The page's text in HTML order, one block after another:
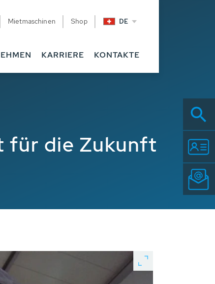
Mietmaschinen Shop DE
KARRIERE KONTAKTE
für die Zukunft